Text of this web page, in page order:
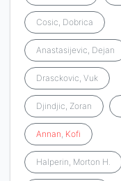
Cosic, Dobrica
Anastasijevic, Dejan
Drasckovic, Vuk
Djindjic, Zoran
Annan, Kofi
Halperin, Morton H.